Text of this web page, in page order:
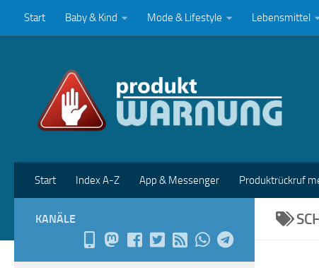
Zum Inhalt springen
Start Baby & Kind Mode & Lifestyle Lebensmittel
Start Index A-Z App & Messenger Produktrückruf
KANÄLE